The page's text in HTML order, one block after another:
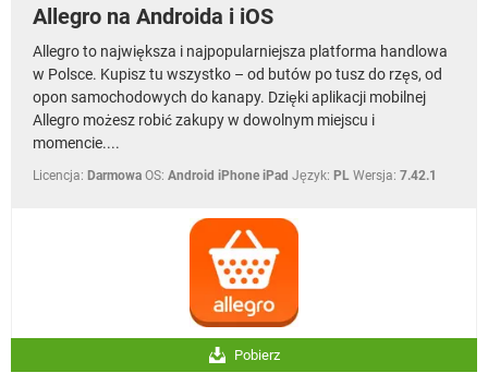
Allegro na Androida i iOS
Allegro to największa i najpopularniejsza platforma handlowa
w Polsce. Kupisz tu wszystko – od butów po tusz do rzęs, od
opon samochodowych do kanapy. Dzięki aplikacji mobilnej
Allegro możesz robić zakupy w dowolnym miejscu i
momencie....
Licencja: Darmowa OS: Android iPhone iPad Język: PL Wersja: 7.42.1
Pobierz